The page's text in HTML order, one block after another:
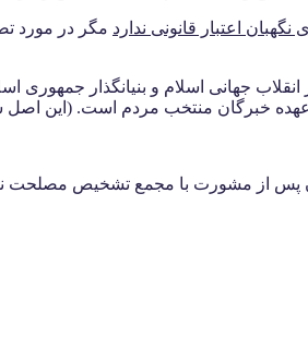
اعتبار قانونی ندارد مگر در مورد
انقلاب جهانی اسلام و بنیانگذار
عهده خبرگان منتخب مردم است. (این اصل
پس از مشورت با مجمع تشخیص مصلحت